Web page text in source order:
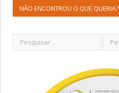
NÃO ENCONTROU O QUE QUERIA?